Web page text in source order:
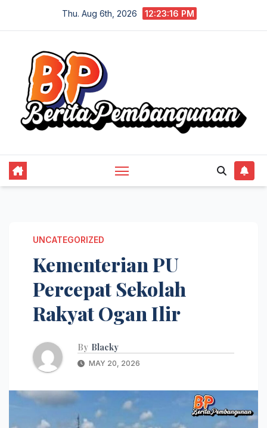
Thu. Aug 6th, 2026 12:23:17 PM
UNCATEGORIZED
Kementerian PU
Percepat Sekolah
Rakyat Ogan Ilir
By Blacky
MAY 20, 2026